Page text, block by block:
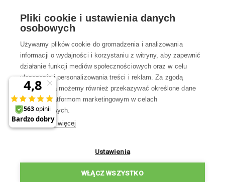
Poradnia
Wszystko o zakupach
Kontakt
Skontaktuj się z Nami
Pon-Pt 8:00—17:00
WSZYSTKIE KONTAKTY
Pliki cookie i ustawienia danych
osobowych
Używamy plików cookie do gromadzenia i analizowania
informacji o wydajności i korzystaniu z witryny, aby zapewnić
działanie funkcji mediów społecznościowych oraz w celu
ulepszania i personalizowania treści i reklam. Za zgodą
użytkownika możemy również przekazywać określone dane
osobowe platformom marketingowym w celach
marketingowych.
Dowiedz się więcej
Ustawienia
WŁĄCZ WSZYSTKO